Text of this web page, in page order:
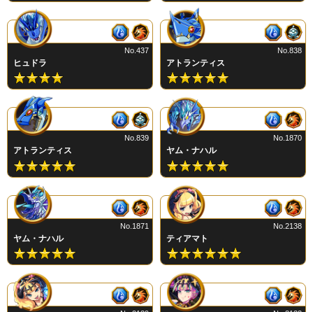
ヒュドラ
No.437
アトランティス
No.838
アトランティス
No.839
ヤム・ナハル
No.1870
ヤム・ナハル
No.1871
ティアマト
No.2138